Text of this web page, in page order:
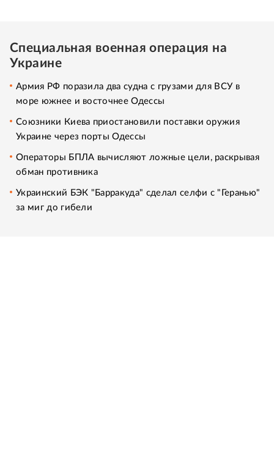
Специальная военная операция на
Украине
Армия РФ поразила два судна с грузами для ВСУ в
море южнее и восточнее Одессы
Союзники Киева приостановили поставки оружия
Украине через порты Одессы
Операторы БПЛА вычисляют ложные цели, раскрывая
обман противника
Украинский БЭК "Барракуда" сделал селфи с "Геранью"
за миг до гибели